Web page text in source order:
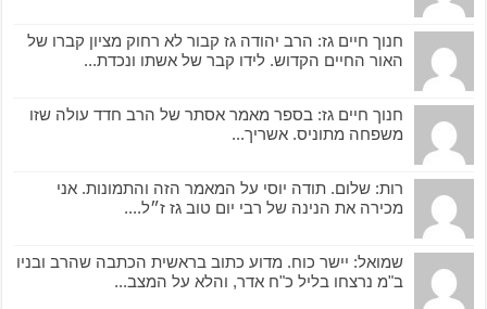
חנוך חיים גז: הרב יהודה גז קבור לא רחוק מציון קברו של
האור החיים הקדוש. לידו קבר של אשתו ונכדת...
חנוך חיים גז: בספר מאמר אסתר של הרב חדד עולה שזו
משפחה מתוניס. אשריך...
רות: שלום. תודה יוסי על המאמר הזה והתמונות. אני
מכירה את הנינה של רבי יום טוב גז ז״ל....
שמואל: יישר כוח. מדוע כתוב בראשית הכתבה שהרב ובניו
ב"מ נרצחו בליל כ"ח אדר, והלא על המצב...